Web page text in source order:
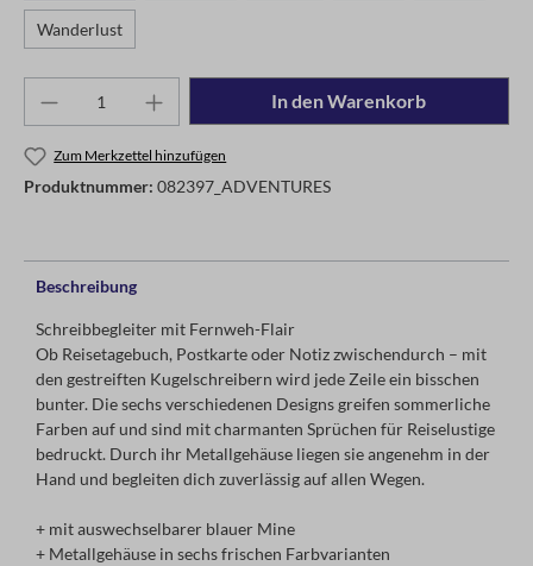
Wanderlust
In den Warenkorb
Zum Merkzettel hinzufügen
Produktnummer: 082397_ADVENTURES
Beschreibung
Schreibbegleiter mit Fernweh-Flair
Ob Reisetagebuch, Postkarte oder Notiz zwischendurch – mit
den gestreiften Kugelschreibern wird jede Zeile ein bisschen
bunter. Die sechs verschiedenen Designs greifen sommerliche
Farben auf und sind mit charmanten Sprüchen für Reiselustige
bedruckt. Durch ihr Metallgehäuse liegen sie angenehm in der
Hand und begleiten dich zuverlässig auf allen Wegen.
+ mit auswechselbarer blauer Mine
+ Metallgehäuse in sechs frischen Farbvarianten